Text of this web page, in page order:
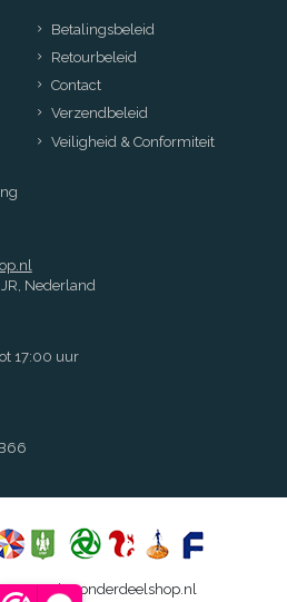
Betalingsbeleid
Retourbeleid
Contact
Verzendbeleid
Veiligheid & Conformiteit
Nederland
17:00 uur
2026 Fietsonderdeelshop.nl